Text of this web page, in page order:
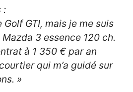
:
Golf GTI, mais je me suis
3 essence 120 ch.
à 1 350 € par an
qui m’a guidé sur
»